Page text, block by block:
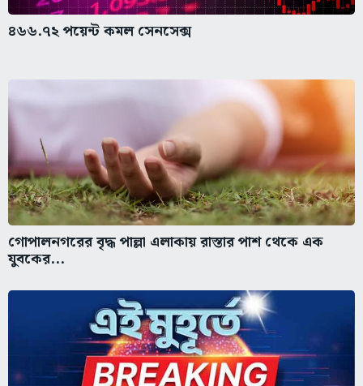
৪৬৬.৭২ পয়েন্ট কমল সেনসেক্স
গোপালনগরের বৃদ্ধ পাল্লা এলাকায় রাস্তার পাশ থেকে এক
যুবকের...